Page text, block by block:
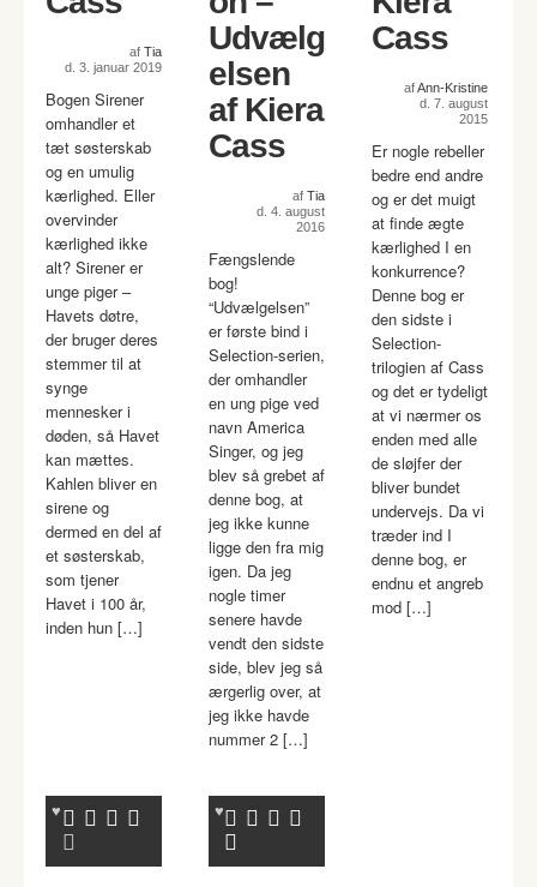
af Tia
d. 3. januar 2019
Bogen Sirener
omhandler et
tæt søsterskab
og en umulig
kærlighed. Eller
overvinder
kærlighed ikke
alt? Sirener er
unge piger –
Havets døtre,
der bruger deres
stemmer til at
synge
mennesker i
døden, så Havet
kan mættes.
Kahlen bliver en
sirene og
dermed en del af
et søsterskab,
som tjener
Havet i 100 år,
inden hun […]
Udvælg
elsen
af Kiera
Cass
af Tia
d. 4. august
2016
Fængslende
bog!
“Udvælgelsen”
er første bind i
Selection-serien,
der omhandler
en ung pige ved
navn America
Singer, og jeg
blev så grebet af
denne bog, at
jeg ikke kunne
ligge den fra mig
igen. Da jeg
nogle timer
senere havde
vendt den sidste
side, blev jeg så
ærgerlig over, at
jeg ikke havde
nummer 2 […]
Cass
afAnn-Kristine
d. 7. august
2015
Er nogle rebeller
bedre end andre
og er det muigt
at finde ægte
kærlighed I en
konkurrence?
Denne bog er
den sidste i
Selection-
trilogien af Cass
og det er tydeligt
at vi nærmer os
enden med alle
de sløjfer der
bliver bundet
undervejs. Da vi
træder ind I
denne bog, er
endnu et angreb
mod […]